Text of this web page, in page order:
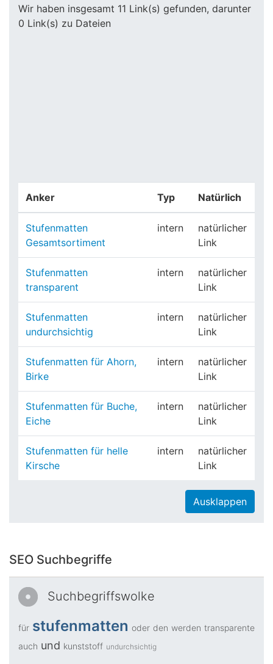
Wir haben insgesamt 11 Link(s) gefunden, darunter
0 Link(s) zu Dateien
Anker Typ Natürlich
Stufenmatten
Gesamtsortiment
intern
natürlicher
Link
Stufenmatten
transparent
intern
natürlicher
Link
Stufenmatten
undurchsichtig
intern
natürlicher
Link
Stufenmatten für Ahorn,
Birke
intern
natürlicher
Link
Stufenmatten für Buche,
Eiche
intern
natürlicher
Link
Stufenmatten für helle
Kirsche
intern
natürlicher
Link
Ausklappen
SEO Suchbegriffe
Suchbegriffswolke
für stufenmatten oder den werden transparente
auch und kunststoff undurchsichtig